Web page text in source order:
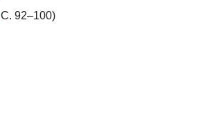
С. 92–100)